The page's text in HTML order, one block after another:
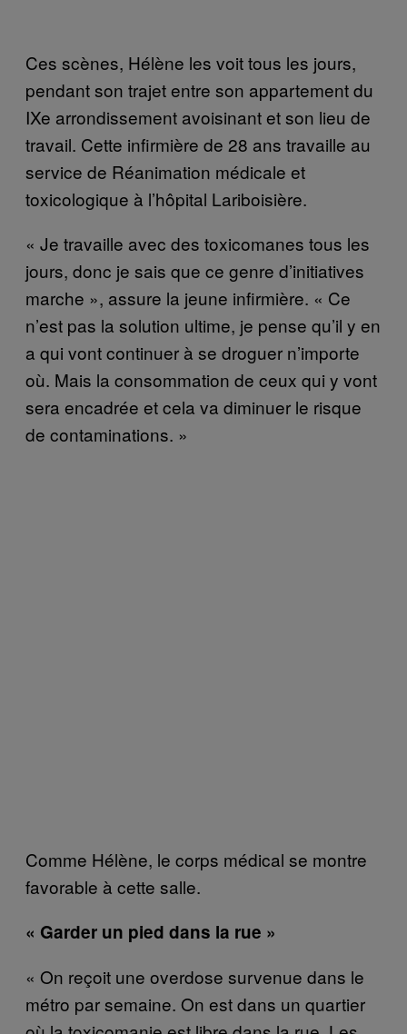
Ces scènes, Hélène les voit tous les jours,
pendant son trajet entre son appartement du
IXe arrondissement avoisinant et son lieu de
travail. Cette infirmière de 28 ans travaille au
service de Réanimation médicale et
toxicologique à l’hôpital Lariboisière.
« Je travaille avec des toxicomanes tous les
jours, donc je sais que ce genre d’initiatives
marche », assure la jeune infirmière. « Ce
n’est pas la solution ultime, je pense qu’il y en
a qui vont continuer à se droguer n’importe
où. Mais la consommation de ceux qui y vont
sera encadrée et cela va diminuer le risque
de contaminations. »
Comme Hélène, le corps médical se montre
favorable à cette salle.
« Garder un pied dans la rue »
« On reçoit une overdose survenue dans le
métro par semaine. On est dans un quartier